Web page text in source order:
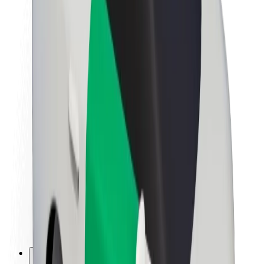
Fenntarthatóság a Boltnál
Project Zero
Sajtószoba
Küldetés
Befektetői kapcsolatok
Vezetőség
Márka
Média
Urban Fund
Biztonság